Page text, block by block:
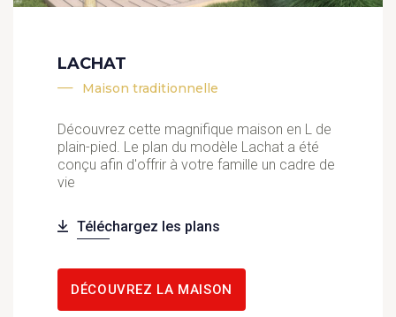
LACHAT
Maison traditionnelle
Découvrez cette magnifique maison en L de
plain-pied. Le plan du modèle Lachat a été
conçu afin d'offrir à votre famille un cadre de
vie
Téléchargez les plans
DÉCOUVREZ LA MAISON